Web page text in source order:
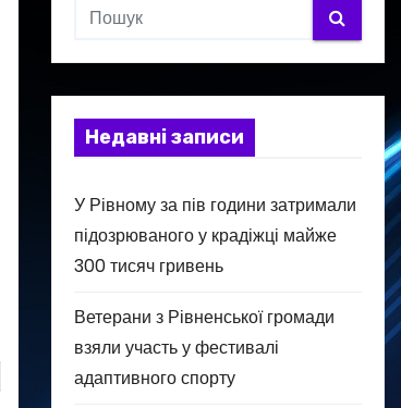
Недавні записи
У Рівному за пів години затримали
підозрюваного у крадіжці майже
300 тисяч гривень
Ветерани з Рівненської громади
взяли участь у фестивалі
адаптивного спорту